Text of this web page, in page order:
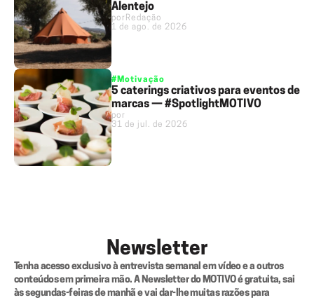
Alentejo
por Redação
1 de ago. de 2026
#Motivação
5 caterings criativos para eventos de
marcas — #SpotlightMOTIVO
por
31 de jul. de 2026
Newsletter
Tenha acesso exclusivo à entrevista semanal em vídeo e a outros
conteúdos em primeira mão. A Newsletter do MOTIVO é gratuita, sai
às segundas-feiras de manhã e vai dar-lhe muitas razões para